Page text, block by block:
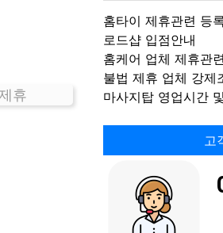
휴
홈타이 제휴관련 등
로드샵 입점안내
홈케어 업체 제휴관련
불법 제휴 업체 강제
고